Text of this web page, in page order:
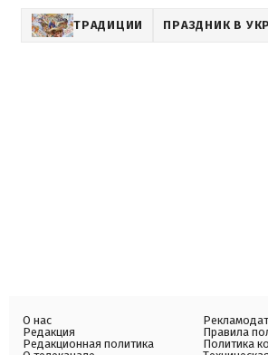
ТРАДИЦИИ ПРАЗДНИК В
О нас
Редакция
Редакционная политика
Правила
Политика